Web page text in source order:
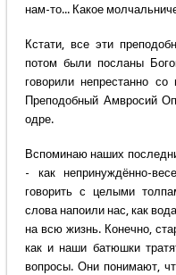
нам-то... Какое
Кстати, все эти
потом были посланы
говорили непрестанно
Преподобный Амвросий
одре.
Вспоминаю наших
- как непринуждённо-
говорить с целыми
слова напоили нас, как
на всю жизнь. Конечно,
как и наши батюшки
вопросы. Они понимают,